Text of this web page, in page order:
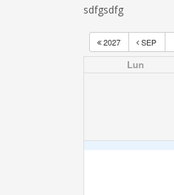
sdfgsdfg
2027 SEP
Lun